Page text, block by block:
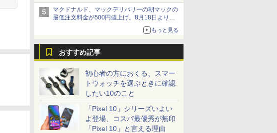
当選無効分
マクドナルド、マックデリバリーの朝マックの
最低注文料金が500円値上げ。8月18日より
もっと見る
おすすめ記事
初心者の方におくる、スマー
トウォッチを選ぶときに確認
したい10のこと
「Pixel 10」シリーズいよい
よ登場、コスパ最優秀が無印
「Pixel 10」と言える理由